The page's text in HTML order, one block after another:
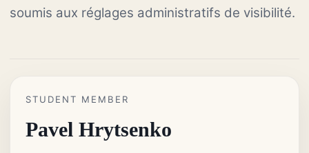
soumis aux réglages administratifs de visibilité.
STUDENT MEMBER
Pavel Hrytsenko